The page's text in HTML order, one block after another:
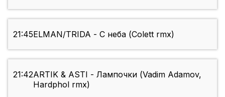
21:45ELMAN/TRIDA - С неба (Colett rmx)
21:42ARTIK & ASTI - Лампочки (Vadim Adamov,
Hardphol rmx)